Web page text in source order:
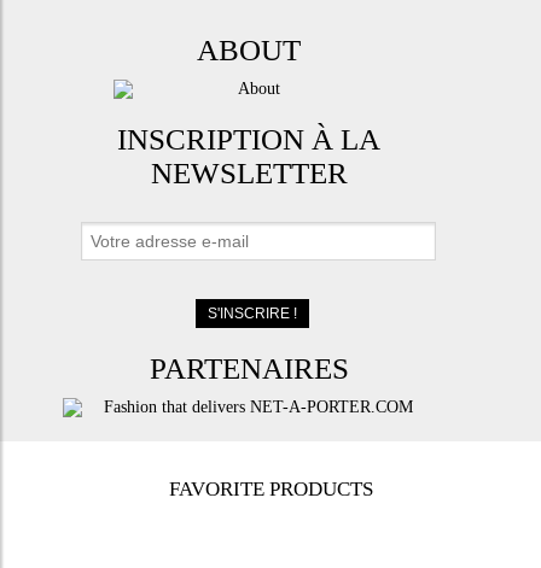
ABOUT
INSCRIPTION À LA
NEWSLETTER
PARTENAIRES
FAVORITE PRODUCTS